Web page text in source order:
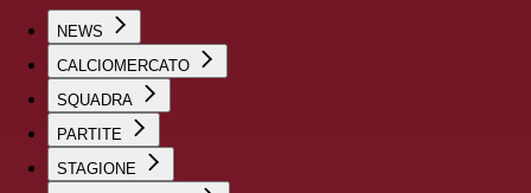
NEWS
CALCIOMERCATO
SQUADRA
PARTITE
STAGIONE